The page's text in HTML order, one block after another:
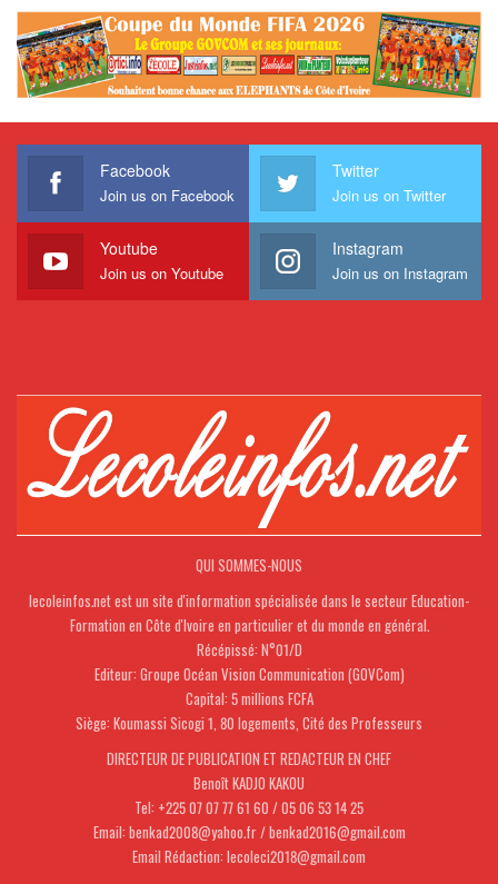
Facebook
Join us on Facebook
Twitter
Join us on Twitter
Youtube
Join us on Youtube
Instagram
Join us on Instagram
QUI SOMMES-NOUS
lecoleinfos.net est un site d'information spécialisée dans le secteur Education-
Formation en Côte d'Ivoire en particulier et du monde en général.
Récépissé: N°01/D
Editeur: Groupe Océan Vision Communication (GOVCom)
Capital: 5 millions FCFA
Siège: Koumassi Sicogi 1, 80 logements, Cité des Professeurs
DIRECTEUR DE PUBLICATION ET REDACTEUR EN CHEF
Benoît KADJO KAKOU
Tel: +225 07 07 77 61 60 / 05 06 53 14 25
Email: benkad2008@yahoo.fr / benkad2016@gmail.com
Email Rédaction: lecoleci2018@gmail.com